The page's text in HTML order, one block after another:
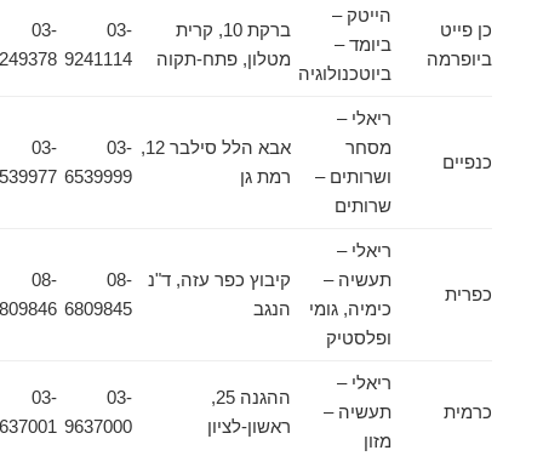
כן פייט
ביופרמה
הייטק –
ביומד –
ביוטכנולוגיה
ברקת 10, קרית
מטלון, פתח-תקוה
9241114
9249378
כנפיים
ריאלי –
מסחר
ושרותים –
שרותים
אבא הלל סילבר 12,
רמת גן
03-
6539999
6539977
כפרית
ריאלי –
תעשיה –
כימיה, גומי
ופלסטיק
קיבוץ כפר עזה, ד"נ
הנגב
08-
6809845
6809846
כרמית
ריאלי –
תעשיה –
ההגנה 25,
ראשון-לציון
9637000
9637001